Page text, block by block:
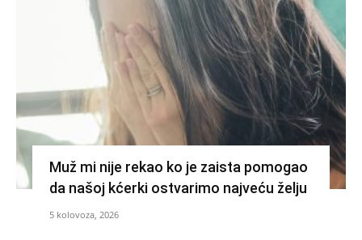
Muž mi nije rekao ko je zaista pomogao
da našoj kćerki ostvarimo najveću želju
5 kolovoza, 2026